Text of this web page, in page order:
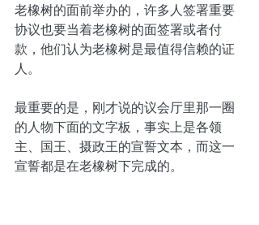
老橡树的面前举办的，许多人签署重要
协议也要当着老橡树的面签署或者付
款，他们认为老橡树是最值得信赖的证
人。
最重要的是，刚才说的议会厅里那一圈
的人物下面的文字板，事实上是各领
主、国王、摄政王的宣誓文本，而这一
宣誓都是在老橡树下完成的。